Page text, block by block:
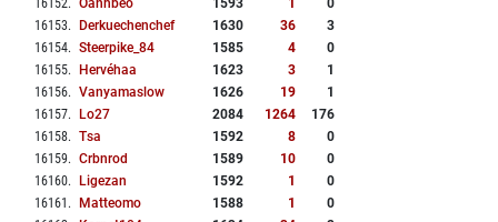
16152. Oanhbeo 1593 1
0
16153. Derkuechenchef 1630 36
3
16154. Steerpike_84 1585 4
0
16155. Hervéhaa 1623 3
1
16156. Vanyamaslow 1626 19
1
16157. Lo27 2084 1264
176
16158. Tsa 1592 8
0
16159. Crbnrod 1589 10
0
16160. Ligezan 1592 1
0
16161 . Matteomo 1588 1
0